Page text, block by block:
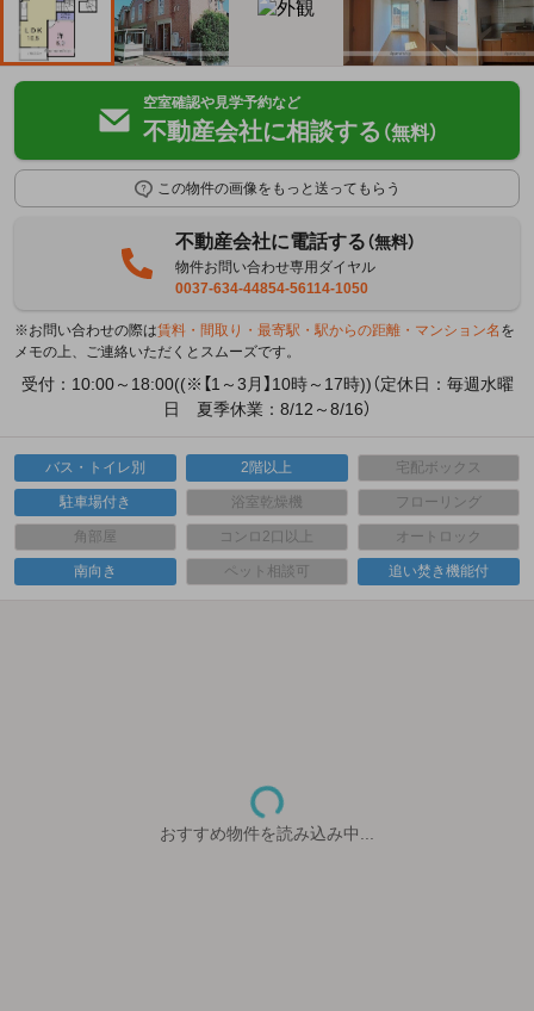
空室確認や見学予約など
不動産会社に相談する （無料）
この物件の画像をもっと送ってもらう
不動産会社に電話する（無料）
物件お問い合わせ専用ダイヤル
0037-634-44854-56114-1050
※お問い合わせの際は賃料・間取り・最寄駅・駅からの距離・マンション名 を
メモの上、ご連絡いただくとスムーズです。
受付：10:00～18:00((※【1～3月】10時～17時))（定休日：毎週水曜
日 夏季休業：8/12～8/16）
バス・トイレ別 2階以上 宅配ボックス
駐車場付き 浴室乾燥機 フローリング
角部屋 コンロ2口以上 オートロック
南向き ペット相談可 追い焚き機能付
おすすめ物件を読み込み中...